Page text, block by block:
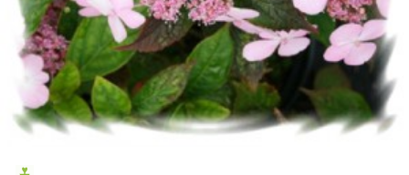
9 백일홍
10 플록스